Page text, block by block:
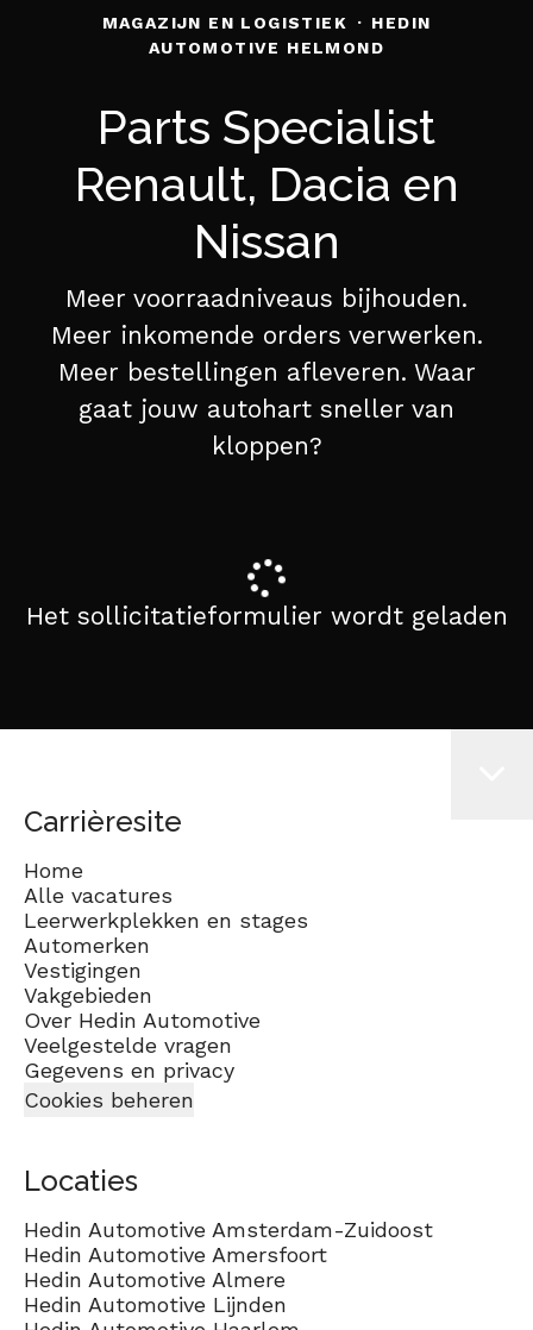
MAGAZIJN EN LOGISTIEK · HEDIN
AUTOMOTIVE HELMOND
Parts Specialist
Renault, Dacia en
Nissan
Meer voorraadniveaus bijhouden.
Meer inkomende orders verwerken.
Meer bestellingen afleveren. Waar
gaat jouw autohart sneller van
kloppen?
Het sollicitatieformulier wordt geladen
Carrièresite
Home
Alle vacatures
Leerwerkplekken en stages
Automerken
Vestigingen
Vakgebieden
Over Hedin Automotive
Veelgestelde vragen
Gegevens en privacy
Cookies beheren
Locaties
Hedin Automotive Amsterdam-Zuidoost
Hedin Automotive Amersfoort
Hedin Automotive Almere
Hedin Automotive Lijnden